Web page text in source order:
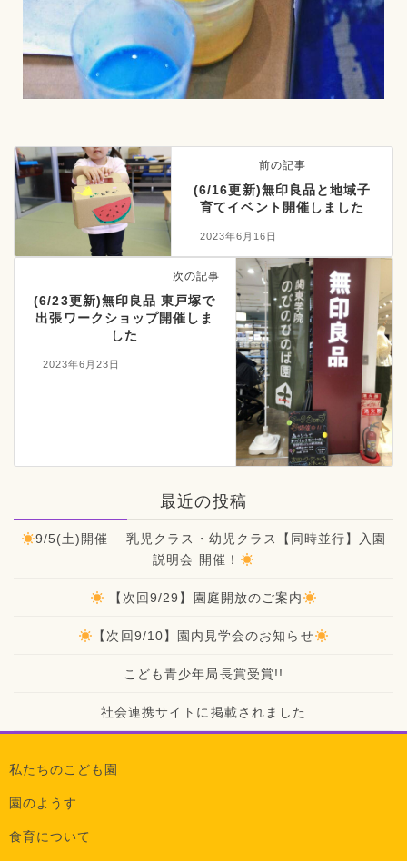
前の記事
(6/16更新)無印良品と地域子
育てイベント開催しました
2023年6月16日
次の記事
(6/23更新)無印良品 東戸塚で
出張ワークショップ開催しま
した
2023年6月23日
最近の投稿
9/5(土)開催 乳児クラス・幼児クラス【同時並行】入園
説明会 開催！
【次回9/29】園庭開放のご案内
【次回9/10】園内見学会のお知らせ
こども青少年局長賞受賞!!
社会連携サイトに掲載されました
私たちのこども園
園のようす
食育について